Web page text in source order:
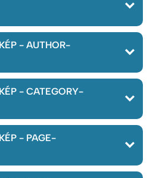
- AUTHOR-
- CATEGORY-
- PAGE-